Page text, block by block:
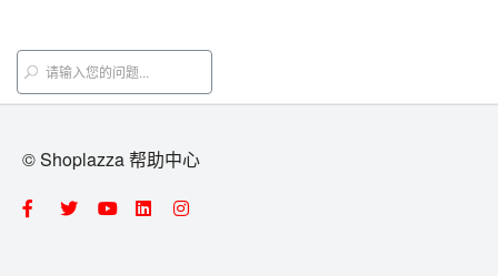
© Shoplazza 帮助中心